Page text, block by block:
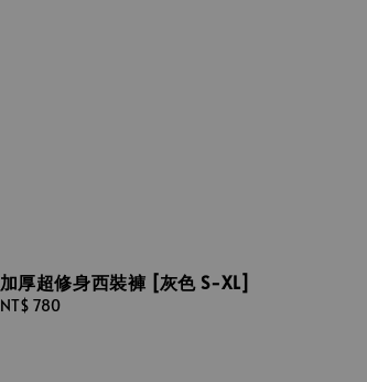
加厚超修身西裝褲 [灰色 S-XL]
Regular
NT$ 780